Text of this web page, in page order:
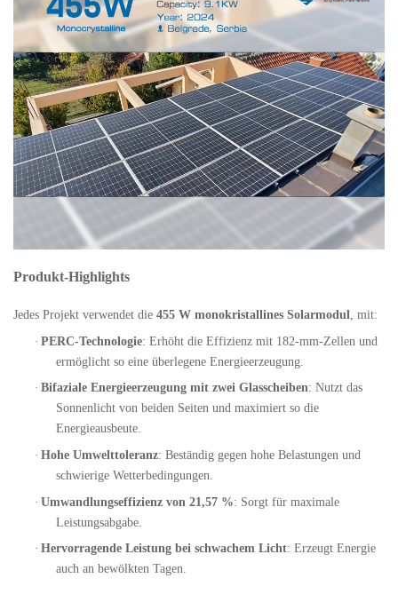
Produkt-Highlights
Jedes Projekt verwendet die 455 W monokristallines Solarmodul
, mit:
· PERC-Technologie: Erhöht die Effizienz mit 182-mm-Zellen und
ermöglicht so eine überlegene Energieerzeugung.
· Bifaziale Energieerzeugung mit zwei Glasscheiben: Nutzt das
Sonnenlicht von beiden Seiten und maximiert so die
Energieausbeute.
· Hohe Umwelttoleranz: Beständig gegen hohe Belastungen und
schwierige Wetterbedingungen.
· Umwandlungseffizienz von 21,57 %: Sorgt für maximale
Leistungsabgabe.
· Hervorragende Leistung bei schwachem Licht: Erzeugt Energie
auch an bewölkten Tagen.